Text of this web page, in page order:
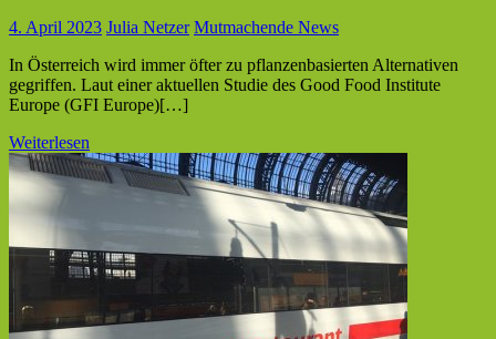
4. April 2023 Julia Netzer Mutmachende News
In Österreich wird immer öfter zu pflanzenbasierten Alternativen
gegriffen. Laut einer aktuellen Studie des Good Food Institute
Europe (GFI Europe)[…]
Weiterlesen